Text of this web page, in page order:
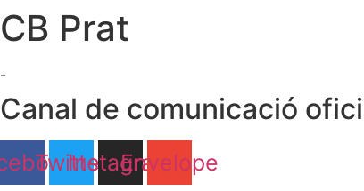
Ir
al
CB Prat
-
Canal de comunicació
Twitter
Instagram
Envelope